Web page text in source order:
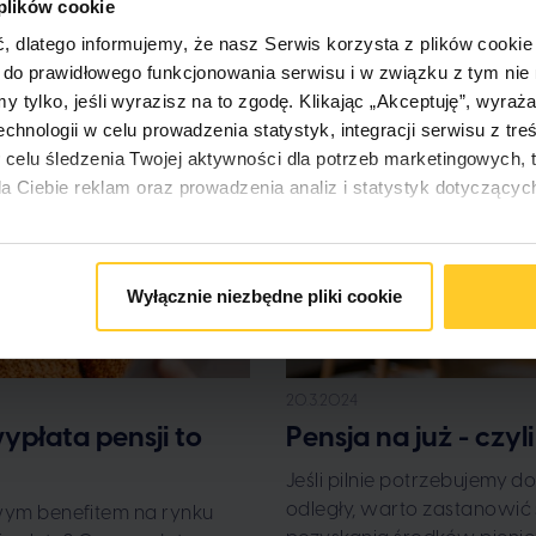
cookie
dlatego informujemy, że nasz Serwis korzysta z plików
prawidłowego funkcjonowania serwisu i w związku z tym
tylko, jeśli wyrazisz na to zgodę. Klikając „Akceptuję”,
w celu prowadzenia statystyk, integracji serwisu z
śledzenia Twojej aktywności dla potrzeb marketingowych,
Ciebie reklam oraz prowadzenia analiz i statystyk
możesz ją w dowolnym momencie wycofać, zmieniając
wycofaniem. Jednocześnie informujemy, że administratorem
Warszawie, ul. Żwirki i Wigury 16 C, 02-092 Warszawa. W
momencie zdecydować, na który rodzaj przetwarzania
Wyłącznie niezbędne pliki cookie
pensji to
benefitem na rynku
Pensja na już -
Jeśli pilnie potrzebujemy
odległy, warto